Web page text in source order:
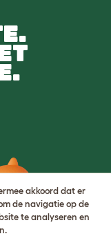
akkoord dat er
de navigatie op de
te analyseren en